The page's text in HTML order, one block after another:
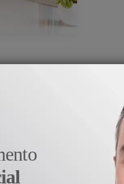
veio do prazer e
- Dr. Alexandre